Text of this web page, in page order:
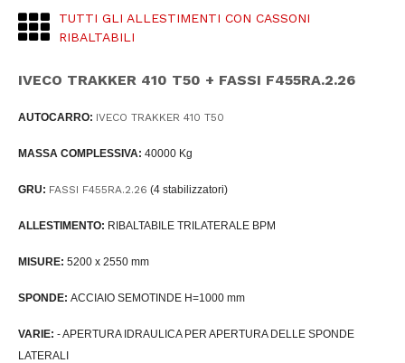
TUTTI GLI ALLESTIMENTI CON CASSONI
RIBALTABILI
IVECO TRAKKER 410 T50 + FASSI F455RA.2.26
AUTOCARRO: IVECO TRAKKER 410 T50
MASSA COMPLESSIVA: 40000 Kg
GRU: FASSI F455RA.2.26 (4 stabilizzatori)
ALLESTIMENTO: RIBALTABILE TRILATERALE BPM
MISURE: 5200 x 2550 mm
SPONDE: ACCIAIO SEMOTINDE H=1000 mm
VARIE: - APERTURA IDRAULICA PER APERTURA DELLE SPONDE
LATERALI